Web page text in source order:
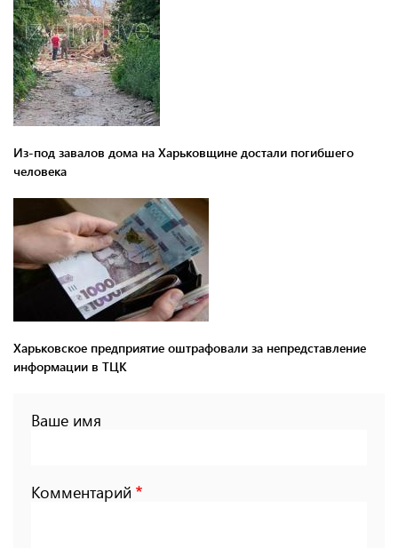
Из-под завалов дома на Харьковщине достали погибшего
человека
Харьковское предприятие оштрафовали за непредставление
информации в ТЦК
Ваше имя
Комментарий